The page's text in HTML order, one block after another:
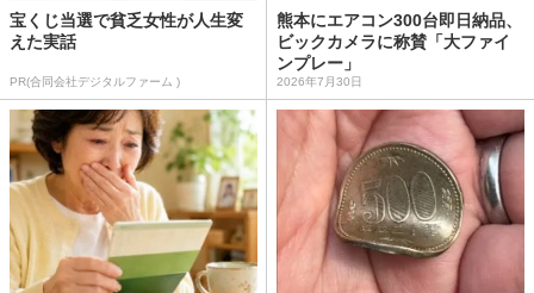
宝くじ当選で貧乏女性が人生変
えた実話
PR(合同会社デジタルファーム )
熊本にエアコン300台即日納品、
ビックカメラに称賛「大ファイ
ンプレー」
2026年7月30日